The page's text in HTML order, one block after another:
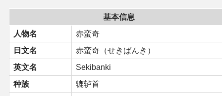
基本信息
人物名
赤蛮奇
日文名
赤蛮奇（せきばんき）
英文名
Sekibanki
种族
辘轳首
同人专辑分类
同人软件列表
同人角色列表
同人视频列表